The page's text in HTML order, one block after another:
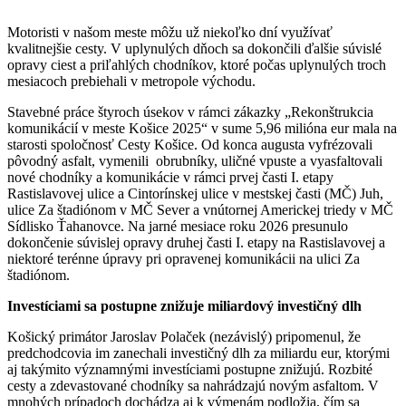
Motoristi v našom meste môžu už niekoľko dní využívať
kvalitnejšie cesty. V uplynulých dňoch sa dokončili ďalšie súvislé
opravy ciest a priľahlých chodníkov, ktoré počas uplynulých troch
mesiacoch prebiehali v metropole východu.
Stavebné práce štyroch úsekov v rámci zákazky „Rekonštrukcia
komunikácií v meste Košice 2025“ v sume 5,96 milióna eur mala na
starosti spoločnosť Cesty Košice. Od konca augusta vyfrézovali
pôvodný asfalt, vymenili obrubníky, uličné vpuste a vyasfaltovali
nové chodníky a komunikácie v rámci prvej časti I. etapy
Rastislavovej ulice a Cintorínskej ulice v mestskej časti (MČ) Juh,
ulice Za štadiónom v MČ Sever a vnútornej Americkej triedy v MČ
Sídlisko Ťahanovce. Na jarné mesiace roku 2026 presunulo
dokončenie súvislej opravy druhej časti I. etapy na Rastislavovej a
niektoré terénne úpravy pri opravenej komunikácii na ulici Za
štadiónom.
Investíciami sa postupne znižuje miliardový investičný dlh
Košický primátor Jaroslav Polaček (nezávislý) pripomenul, že
predchodcovia im zanechali investičný dlh za miliardu eur, ktorými
aj takýmito významnými investíciami postupne znižujú. Rozbité
cesty a zdevastované chodníky sa nahrádzajú novým asfaltom. V
mnohých prípadoch dochádza aj k výmenám podložia, čím sa